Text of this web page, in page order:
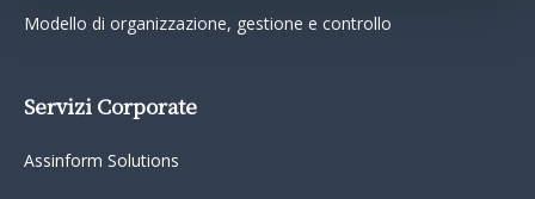
Modello di organizzazione, gestione e controllo
Servizi Corporate
Assinform Solutions